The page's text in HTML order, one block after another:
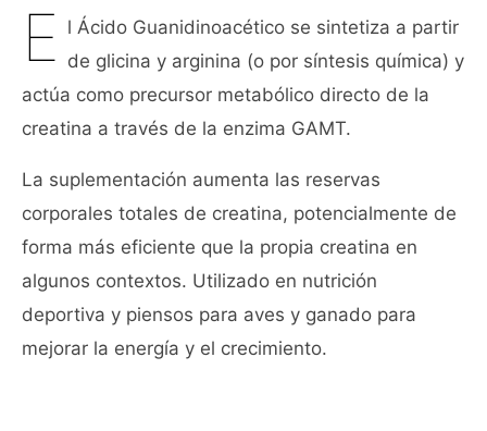
E l Ácido Guanidinoacético se sintetiza a partir
de glicina y arginina (o por síntesis química) y
actúa como precursor metabólico directo de la
creatina a través de la enzima GAMT.
La suplementación aumenta las reservas
corporales totales de creatina, potencialmente de
forma más eficiente que la propia creatina en
algunos contextos. Utilizado en nutrición
deportiva y piensos para aves y ganado para
mejorar la energía y el crecimiento.